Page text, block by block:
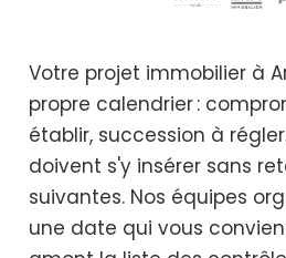
Votre projet immobilier à
propre calendrier :
établir, succession à
doivent s'y insérer sans
suivantes. Nos équipes
une date qui vous